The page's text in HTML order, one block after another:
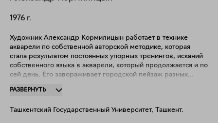
1976 г.
Художник Александр Кормилицын работает в технике
акварели по собственной авторской методике, которая
стала результатом постоянных упорных тренингов, исканий
собственного языка в акварели, который продолжается и по
сей день. Его завораживает городской пейзаж разных
работает и над другими направлениями - абстрактная
произведениях автор стремится показать уникальность и
РАЗВЕРНУТЬ
Ташкентский Государственный Университет, Ташкент.